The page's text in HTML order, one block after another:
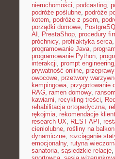
nieruchomości, podcasting,
podróże poślubne, podróże
kotem, podróże z psem,
porządki domowe,
AI , PrestaShop, procedury
próchnicy, profilaktyka serca,
programowanie Java,
programowanie Python,
interakcji, prompt engineering,
prywatność online,
owocowe, przetwory
kempingowa, przygotowanie
RAG, ramen domowy,
kawiarni, recykling treści,
rehabilitacja ortopedyczna,
rękojmia, rekomendacje
research UX, REST API ,
cieniolubne, rośliny na balkon
dynamiczne, rozciąganie
emocjonalny, rutyna
sanatoria, sąsiedzkie relacje,